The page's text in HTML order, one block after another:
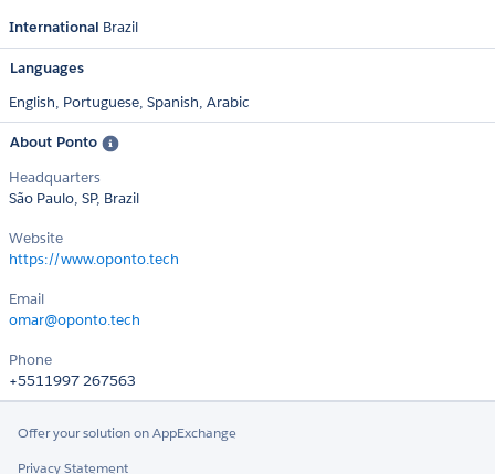
International Brazil
Languages
English, Portuguese, Spanish, Arabic
About Ponto
Headquarters
São Paulo, SP, Brazil
Website
https://www.oponto.tech
Email
omar@oponto.tech
Phone
+5511997 267563
Offer your solution on AppExchange
Privacy Statement